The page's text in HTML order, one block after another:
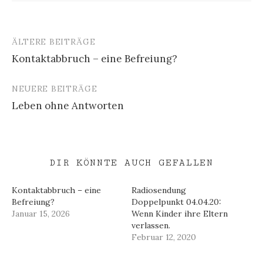
Beitragsnavigation
ÄLTERE BEITRÄGE
Kontaktabbruch – eine Befreiung?
NEUERE BEITRÄGE
Leben ohne Antworten
DIR KÖNNTE AUCH GEFALLEN
Kontaktabbruch – eine
Befreiung?
Januar 15, 2026
Radiosendung
Doppelpunkt 04.04.20:
Wenn Kinder ihre Eltern
verlassen.
Februar 12, 2020